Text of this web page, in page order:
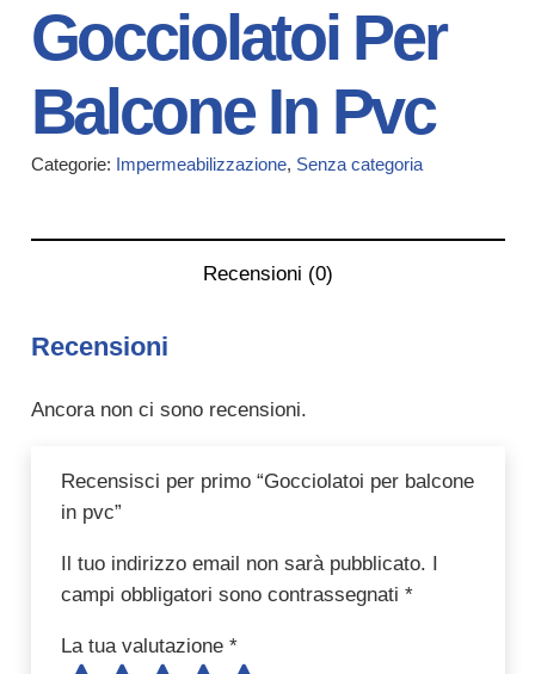
Gocciolatoi Per
Balcone In Pvc
Categorie: Impermeabilizzazione, Senza categoria
Recensioni (0)
Recensioni
Ancora non ci sono recensioni.
Recensisci per primo “Gocciolatoi per balcone
in pvc”
Il tuo indirizzo email non sarà pubblicato. I
campi obbligatori sono contrassegnati *
La tua valutazione *